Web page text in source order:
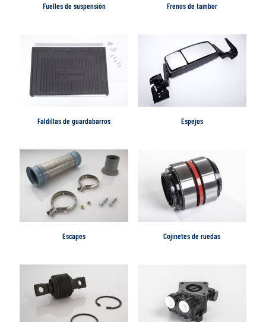
Fuelles de suspensión Frenos de tambor
Faldillas de guardabarros Espejos
Escapes Cojinetes de ruedas